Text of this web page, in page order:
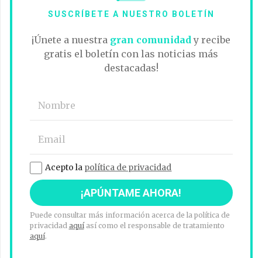
SUSCRÍBETE A NUESTRO BOLETÍN
¡Únete a nuestra gran comunidady recibe
gratis el boletín con las noticias más
destacadas!
Acepto la política de privacidad
Puede consultar más información acerca de la política de
privacidad aquíasí como el responsable de tratamiento
aquí.